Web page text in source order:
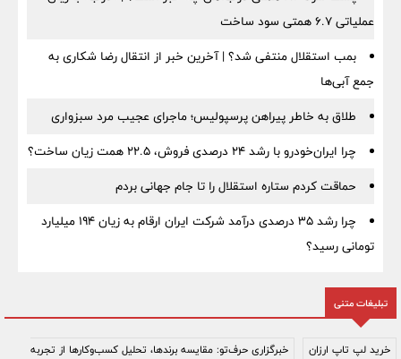
عملیاتی ۶.۷ همتی سود ساخت
بمب استقلال منتفی شد؟ | آخرین خبر از انتقال رضا شکاری به
جمع آبی‌ها
طلاق به خاطر پیراهن پرسپولیس؛ ماجرای عجیب مرد سبزواری
چرا ایران‌خودرو با رشد ۲۴ درصدی فروش، ۲۲.۵ همت زیان ساخت؟
حماقت کردم ستاره استقلال را تا جام جهانی بردم
چرا رشد ۳۵ درصدی درآمد شرکت ایران ارقام به زیان ۱۹۴ میلیارد
تومانی رسید؟
تبلیغات متنی
خرید لپ تاپ ارزان خبرگزاری حرف‌تو: مقایسه برندها، تحلیل کسب‌وکارها از تجربه